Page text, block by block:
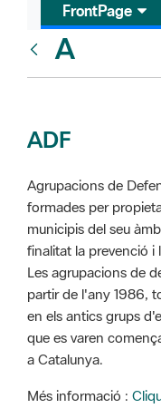
FrontPage
A
ADF
Agrupacions de
formades per
municipis del seu
finalitat la prevenció i
Les agrupacions de
partir de l'any 1986,
en els antics grups
que es varen
a Catalunya.
Més informació :